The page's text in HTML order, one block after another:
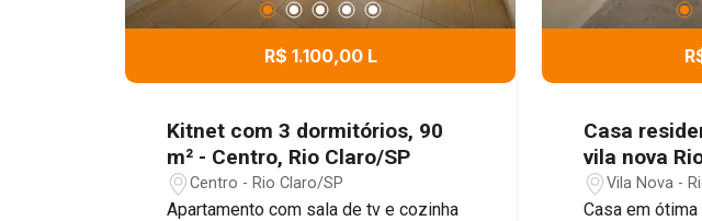
diversos
Acabamento
Sistema de
elétrica. Agende uma visita e conheça
todos os
R$ 1.100,00 L
Kitnet com 3 dormitórios, 90
m² - Centro, Rio Claro/SP
Centro - Rio Claro/SP
Apartamento com sala de tv e cozinha
Casa
vila nova
Vila Nova -
Casa em